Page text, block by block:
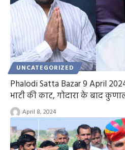
UNCATEGORIZED
Phalodi Satta Bazar 9 April
भाटी की काट, गोदारा के बाद
April 8, 2024